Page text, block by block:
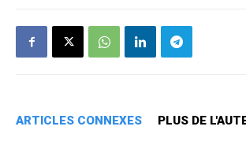
ARTICLES CONNEXES PLUS DE